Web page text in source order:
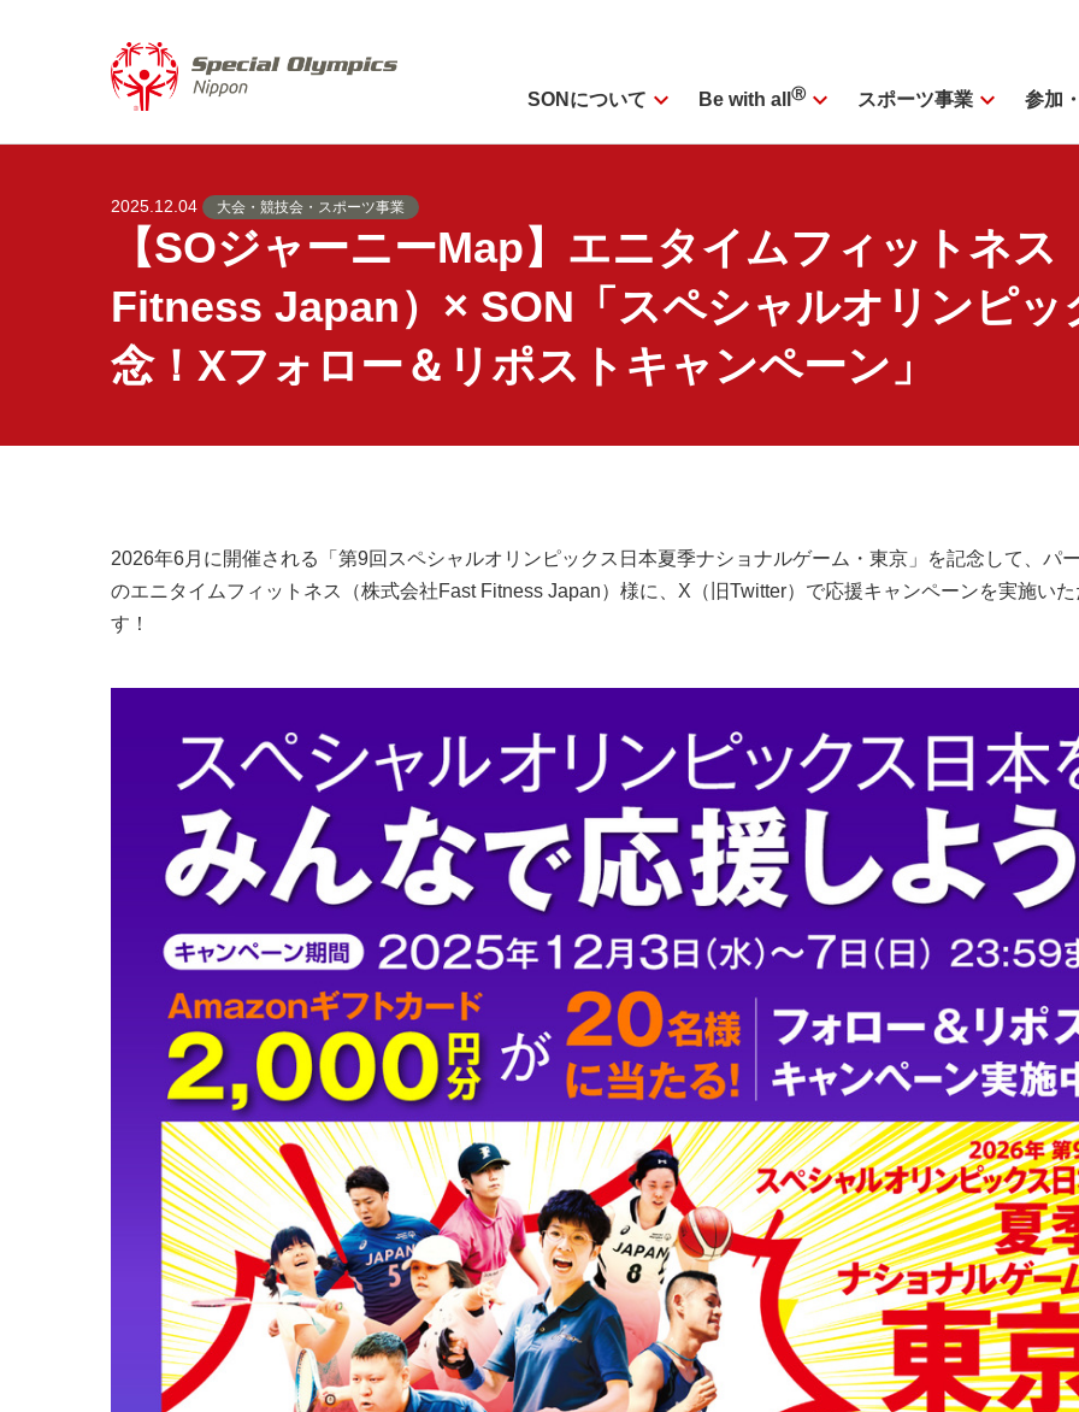
SONについて expand_more Be with all Ⓡ expand_more スポーツ事業 expand_more 参加
2025.12.04 大会・競技会・スポーツ事業
【SOジャーニーMap】エニタイムフィットネス
Fitness Japan）× SON「スペシャルオリンピッ
念！Xフォロー＆リポストキャンペーン」
2026年6月に開催される「第9回スペシャルオリンピックス日本夏季ナショナルゲーム・東京」を記念して、パ
のエニタイムフィットネス（株式会社Fast Fitness Japan）様に、X（旧Twitter）で応援キャンペーンを実施い
す！